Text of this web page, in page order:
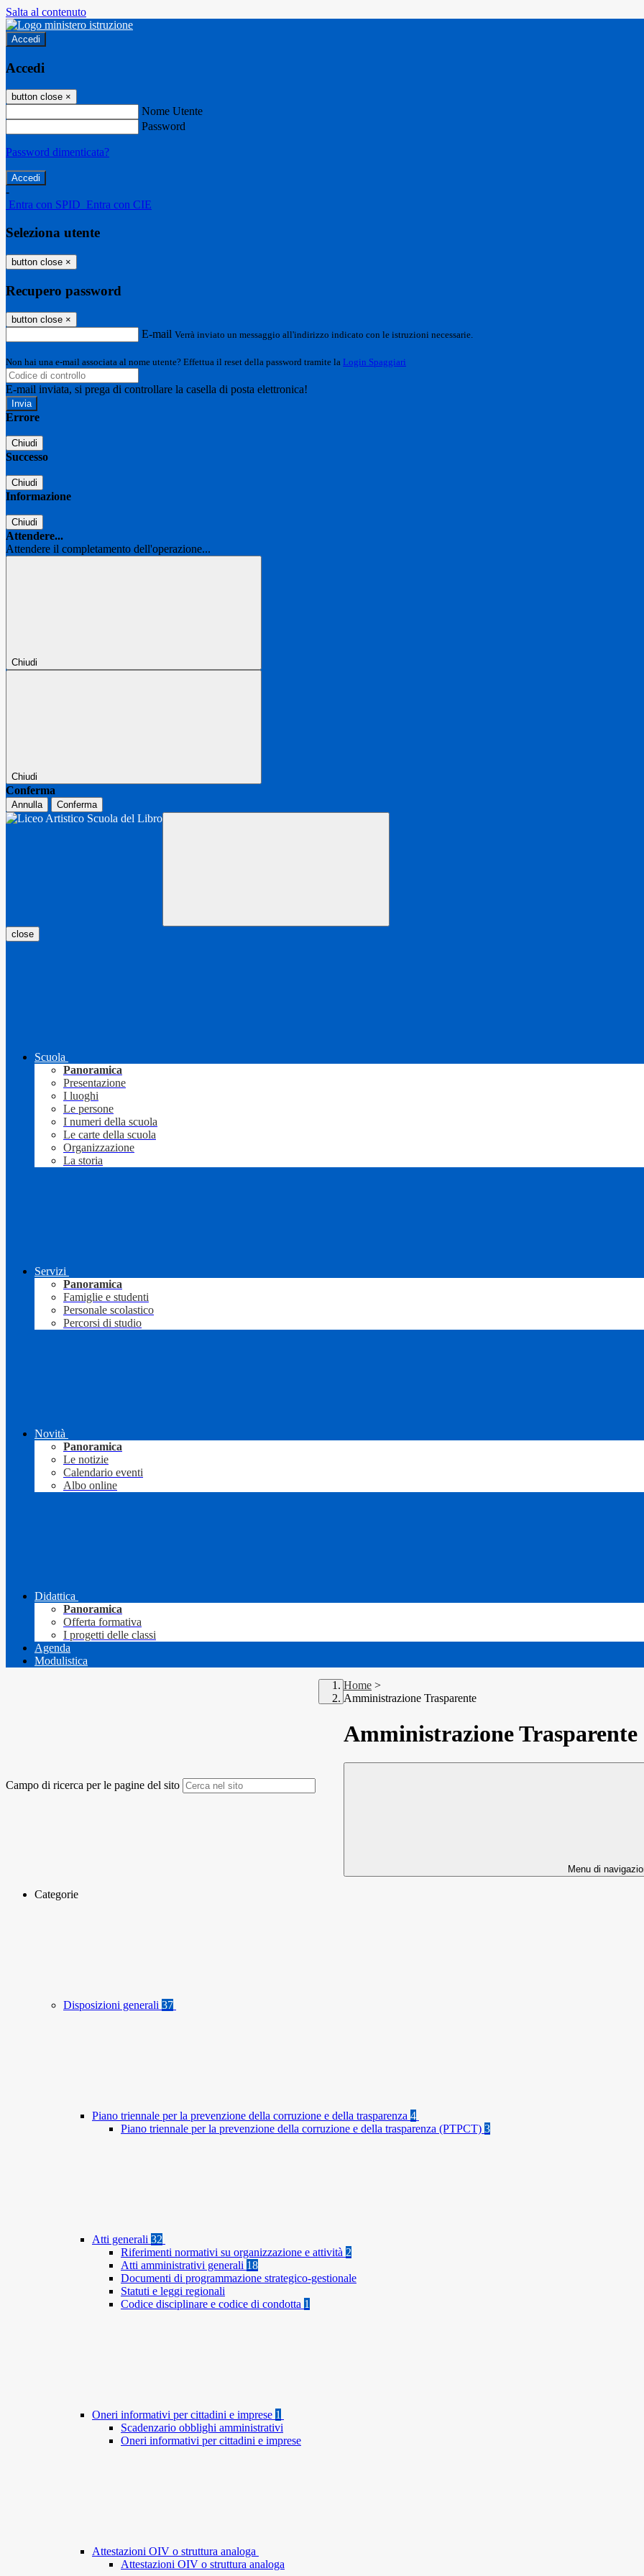
Salta al contenuto
Accedi
Accedi
button close ×
Nome Utente
Password
Password dimenticata?
-
Entra con SPID Entra con CIE
Seleziona utente
button close ×
Recupero password
button close ×
E-mail Verrà inviato un messaggio all'indirizzo indicato con le istruzioni necessarie.
Non hai una e-mail associata al nome utente? Effettua il reset della password tramite la Login Spaggiari
E-mail inviata, si prega di controllare la casella di posta elettronica!
Errore
Chiudi
Successo
Chiudi
Informazione
Chiudi
Attendere...
Attendere il completamento dell'operazione...
Chiudi
Chiudi
Conferma
Annulla Conferma
close
Scuola
Panoramica
Presentazione
I luoghi
Le persone
I numeri della scuola
Le carte della scuola
Organizzazione
La storia
Servizi
Panoramica
Famiglie e studenti
Personale scolastico
Percorsi di studio
Novità
Panoramica
Le notizie
Calendario eventi
Albo online
Didattica
Panoramica
Offerta formativa
I progetti delle classi
Agenda
Modulistica
Campo di ricerca per le pagine del sito
Home >
Amministrazione Trasparente
Amministrazione Trasparente
Menu di
Categorie
Disposizioni generali 37
Piano triennale per la prevenzione della corruzione e della trasparenza 4
Piano triennale per la prevenzione della corruzione e della trasparenza (PTPCT) 3
Atti generali 32
Riferimenti normativi su organizzazione e attività 2
Atti amministrativi generali 18
Documenti di programmazione strategico-gestionale
Statuti e leggi regionali
Codice disciplinare e codice di condotta 1
Oneri informativi per cittadini e imprese 1
Scadenzario obblighi amministrativi
Oneri informativi per cittadini e imprese
Attestazioni OIV o struttura analoga
Attestazioni OIV o struttura analoga